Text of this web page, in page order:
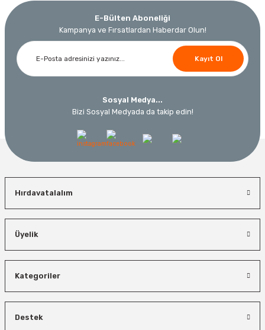
E-Bülten Aboneliği
Kampanya ve Fırsatlardan Haberdar Olun!
Kayıt Ol
Sosyal Medya...
Bizi Sosyal Medyada da takip edin!
Hırdavatalalım
Üyelik
Kategoriler
Destek